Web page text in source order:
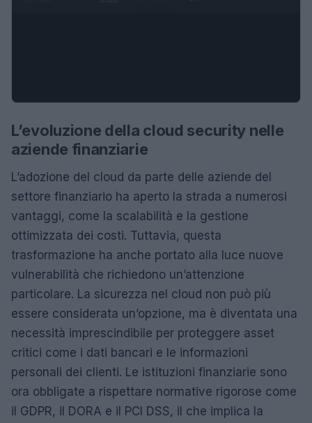
L’evoluzione della cloud security nelle
aziende finanziarie
L’adozione del cloud da parte delle aziende del
settore finanziario ha aperto la strada a numerosi
vantaggi, come la scalabilità e la gestione
ottimizzata dei costi. Tuttavia, questa
trasformazione ha anche portato alla luce nuove
vulnerabilità che richiedono un’attenzione
particolare. La sicurezza nel cloud non può più
essere considerata un’opzione, ma è diventata una
necessità imprescindibile per proteggere asset
critici come i dati bancari e le informazioni
personali dei clienti. Le istituzioni finanziarie sono
ora obbligate a rispettare normative rigorose come
il GDPR, il DORA e il PCI DSS, il che implica la